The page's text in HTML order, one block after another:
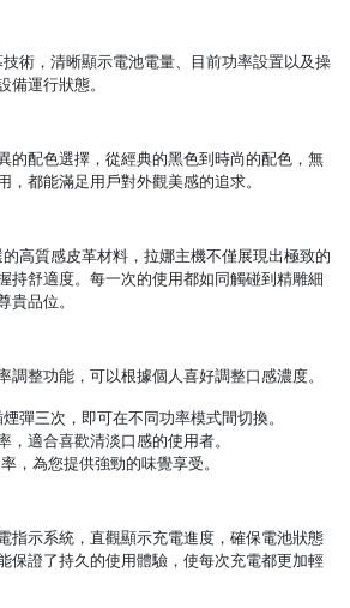
術，清晰顯示電池電量、目前功率設置以及操
備運行狀態。
的配色選擇，從經典的黑色到時尚的配色，無
，都能滿足用戶對外觀美感的追求。
高質感皮革材料，拉娜主機不僅展現出極致的
持舒適度。每一次的使用都如同觸碰到精雕細
品位。
調整功能，可以根據個人喜好調整口感濃度。
彈三次，即可在不同功率模式間切換。
，適合喜歡清淡口感的使用者。
，為您提供強勁的味覺享受。
指示系統，直觀顯示充電進度，確保電池狀態
保證了持久的使用體驗，使每次充電都更加輕